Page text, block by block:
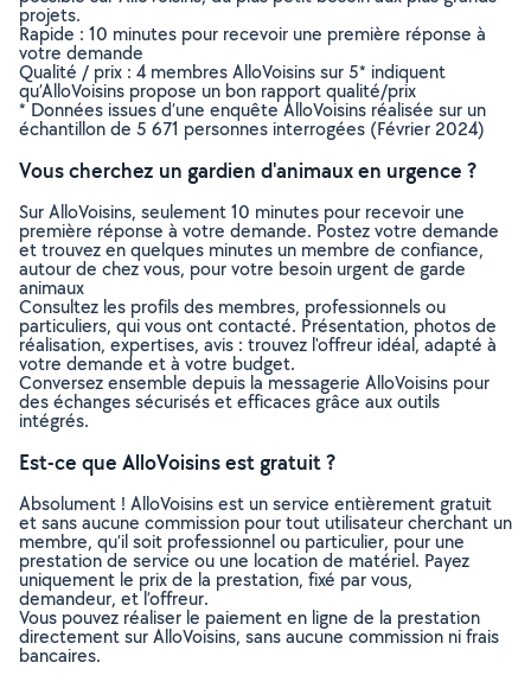
projets.
Rapide : 10 minutes pour recevoir une première réponse à
votre demande
Qualité / prix : 4 membres AlloVoisins sur 5* indiquent
qu’AlloVoisins propose un bon rapport qualité/prix
* Données issues d’une enquête AlloVoisins réalisée sur un
échantillon de 5 671 personnes interrogées (Février 2024)
Vous cherchez un gardien d'animaux en urgence ?
Sur AlloVoisins, seulement 10 minutes pour recevoir une
première réponse à votre demande. Postez votre demande
et trouvez en quelques minutes un membre de confiance,
autour de chez vous, pour votre besoin urgent de garde
animaux
Consultez les profils des membres, professionnels ou
particuliers, qui vous ont contacté. Présentation, photos de
réalisation, expertises, avis : trouvez l'offreur idéal, adapté à
votre demande et à votre budget.
Conversez ensemble depuis la messagerie AlloVoisins pour
des échanges sécurisés et efficaces grâce aux outils
intégrés.
Est-ce que AlloVoisins est gratuit ?
Absolument ! AlloVoisins est un service entièrement gratuit
et sans aucune commission pour tout utilisateur cherchant un
membre, qu’il soit professionnel ou particulier, pour une
prestation de service ou une location de matériel. Payez
uniquement le prix de la prestation, fixé par vous,
demandeur, et l’offreur.
Vous pouvez réaliser le paiement en ligne de la prestation
directement sur AlloVoisins, sans aucune commission ni frais
bancaires.